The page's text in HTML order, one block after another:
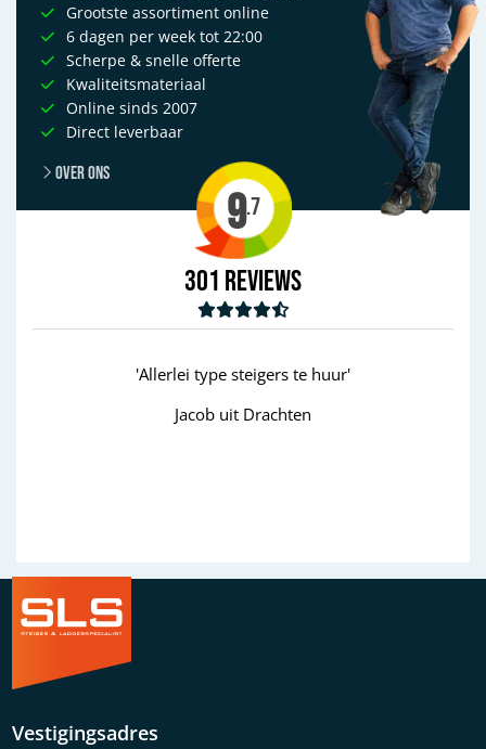
Grootste assortiment online
6 dagen per week tot 22:00
Scherpe & snelle offerte
Kwaliteitsmateriaal
Online sinds 2007
Direct leverbaar
Over ons
9.7
301 Reviews
'Allerlei type steigers te huur'
Jacob uit Drachten
Vestigingsadres